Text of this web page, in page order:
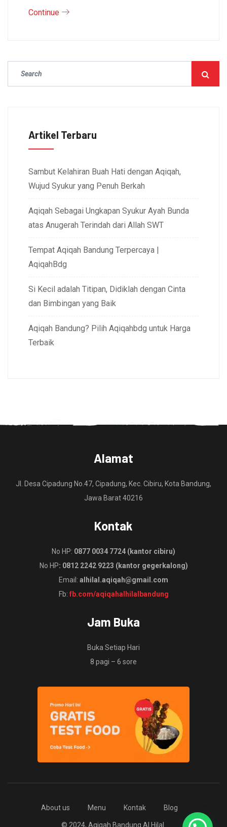
Continue
Artikel Terbaru
Sambut Kelahiran Buah Hati dengan Aqiqah,
Wujud Syukur yang Penuh Berkah
Aqiqah Sebagai Ungkapan Syukur Ayah Bunda
atas Anugerah Terindah dari Allah SWT
Tempat Aqiqah Bandung Terpercaya |
AqiqahBdg
Si Kecil adalah Titipan, Didiklah dengan Cinta
dan Bimbingan yang Baik
Aqiqah Bandung? Pilih Aqiqahbdg untuk Harga
Terbaik
Alamat
Jl. Desa Cipadung No.47, Cipadung, Kec. Cibiru, Kota Bandung,
Jawa Barat 40216
Kontak
No HP: 0877 0034 7724 (kantor cibiru)
No HP: 0812 2242 9223 (kantor gegerkalong)
Email: alhilal.aqiqah@gmail.com
Fb: fb.com/aqiqahalhilalbandung
Jam Buka
Buka Setiap Hari
8 pagi – 6 sore
About us Menu Kontak Blog
© 2024, Aqiqah Bandung Al Hilal.